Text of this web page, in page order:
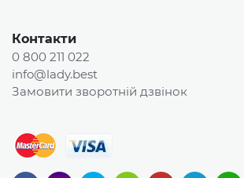
Контакти
0 800 211 022
info@lady.best
Замовити зворотній дзвінок